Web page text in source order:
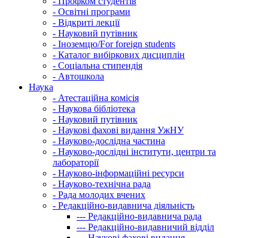
- Освітні програми
- Відкриті лекції
- Науковий путівник
- Іноземцю/For foreign students
- Каталог вибіркових дисциплін
- Соціальна стипендія
- Автошкола
Наука
- Атестаційна комісія
- Наукова бібліотека
- Науковий путівник
- Наукові фахові видання УжНУ
- Науково-дослідна частина
- Науково-дослідні інститути, центри та
лабораторії
- Науково-інформаційні ресурси
- Науково-технічна рада
- Рада молодих вчених
- Редакційно-видавнича діяльність
--- Редакційно-видавнича рада
--- Редакційно-видавничий відділ